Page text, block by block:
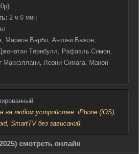
лидером, или же эта опасная игра
и представления о мире? На фоне
внешними препятствиями, об
о силе духа и любви к своему
станут ключевыми факторами на пути к
сможет ли Матье Вассер, кумир
схватки без потерь и продолжить
2 ч 6 мин
Марион Барбо, Антони Бажон,
Тёрнбулл, Рафаэль Симон,
Маккэллани, Леони Симага, Манон
на любом устройстве: iPhone (iOS),
SmartTV без зависаний.
смотреть онлайн